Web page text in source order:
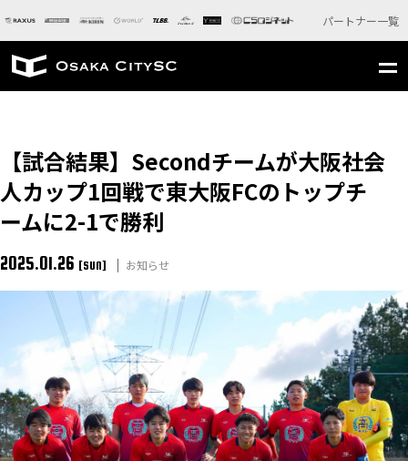
パートナー一覧
【試合結果】Secondチームが大阪社会
人カップ1回戦で東大阪FCのトップチ
ームに2-1で勝利
2025.01.26 [SUN] お知らせ